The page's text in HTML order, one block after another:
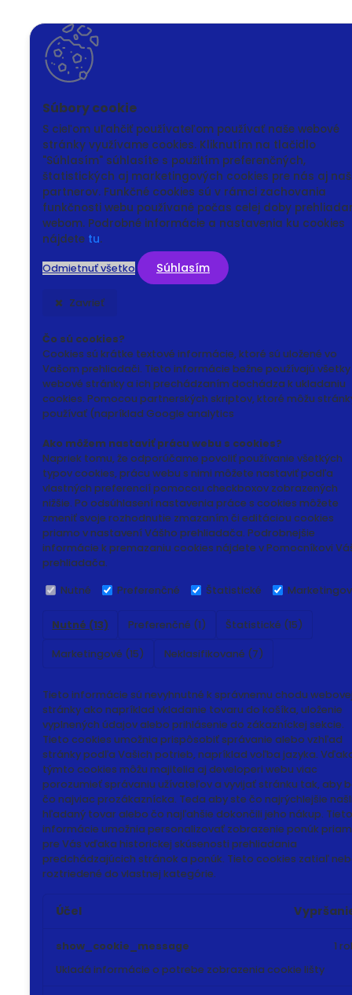
S cieľom uľahčiť používateľom používať naše webové
stránky využívame cookies. Kliknutím na tlačidlo
"Súhlasím" súhlasíte s použitím preferenčných,
štatistických aj marketingových cookies pre nás aj
partnerov. Funkčné cookies sú v rámci zachovania
funkčnosti webu používané počas celej doby
webom. Podrobné informácie a nastavenia ku cookies
nájdete tu.
Odmietnuť všetko Súhlasím
Zavrieť
Čo sú cookies?
Cookies sú krátke textové informácie, ktoré sú uložené vo
Vašom prehliadači. Tieto informácie bežne používajú všetky
webové stránky a ich prechádzaním dochádza k ukladaniu
cookies. Pomocou partnerských skriptov, ktoré môžu
používať (napríklad Google analytics
Ako môžem nastaviť prácu webu s cookies?
Napriek tomu, že odporúčame povoliť používanie všetkých
typov cookies, prácu webu s nimi môžete nastaviť podľa
vlastných preferencií pomocou checkboxov zobrazených
nižšie. Po odsúhlasení nastavenia práce s cookies môžete
zmeniť svoje rozhodnutie zmazaním či editáciou cookies
priamo v nastavení Vášho prehliadača. Podrobnejšie
informácie k premazaniu cookies nájdete v Pomocníkovi
prehliadača.
Nutné Preferenčné Štatistické
Nutné (13) Preferenčné (1) Štatistické (15)
Marketingové (15) Neklasifikované (7)
Tieto informácie sú nevyhnutné k správnemu chodu webovej
stránky ako napríklad vkladanie tovaru do košíka, uloženie
vyplnených údajov alebo prihlásenie do zákazníckej sekcie.
Tieto cookies umožnia prispôsobiť správanie alebo vzhľad
stránky podľa Vašich potrieb, napríklad voľba jazyka.
týmto cookies môžu majitelia aj developeri webu viac
porozumieť správaniu užívateľov a vyvijať stránku tak, aby
čo najviac prozákaznícka. Teda aby ste čo najrýchlejšie našli
hľadaný tovar alebo čo najľahšie dokončili jeho nákup. Tieto
informácie umožnia personalizovať zobrazenie ponúk
pre Vás vďaka historickej skúsenosti prehliadania
predchádzajúcich stránok a ponúk. Tieto cookies zatiaľ
roztriedené do vlastnej kategórie.
Účel
show_cookie_message
Ukladá informácie o potrebe zobrazenia cookie lišty
1